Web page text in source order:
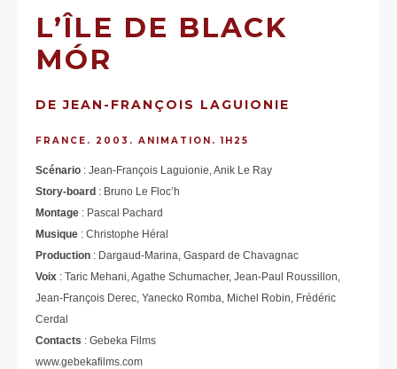
L’ÎLE DE BLACK
MÓR
DE JEAN-FRANÇOIS LAGUIONIE
FRANCE. 2003. ANIMATION. 1H25
Scénario : Jean-François Laguionie, Anik Le Ray
Story-board : Bruno Le Floc’h
Montage : Pascal Pachard
Musique : Christophe Héral
Production : Dargaud-Marina, Gaspard de Chavagnac
Voix : Taric Mehani, Agathe Schumacher, Jean-Paul Roussillon,
Jean-François Derec, Yanecko Romba, Michel Robin, Frédéric
Cerdal
Contacts : Gebeka Films
www.gebekafilms.com